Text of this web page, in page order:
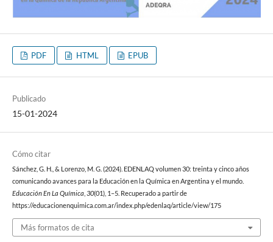
PDF HTML EPUB
Publicado
15-01-2024
Cómo citar
Sánchez, G. H., & Lorenzo, M. G. (2024). EDENLAQ volumen 30: treinta y cinco años
comunicando avances para la Educación en la Química en Argentina y el mundo.
Educación En La Química 30(01), 1–5. Recuperado a partir de
https://educacionenquimica.com.ar/index.php/edenlaq/article/view/175
Más formatos de cita